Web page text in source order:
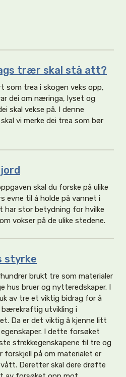
trær skal stå att?
som trea i skogen veks opp,
dei om næringa, lyset og
skal vekse på. I denne
vi merke dei trea som bør
skal du forske på ulike
evne til å holde på vannet i
har stor betydning for hvilke
vokser på de ulike stedene.
styrke
brukt tre som materialer
hus bruer og nytteredskaper. I
av tre et viktig bidrag for å
bærekraftig utvikling i
Da er det viktig å kjenne litt
I dette forsøket
strekkegenskapene til tre og
forskjell på om materialet er
Deretter skal dere drøfte